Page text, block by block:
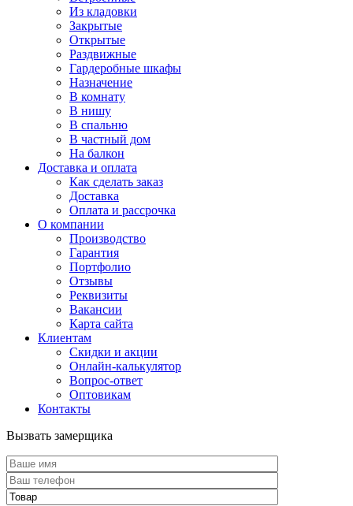
Из кладовки
Закрытые
Открытые
Раздвижные
Гардеробные шкафы
Назначение
В комнату
В нишу
В спальню
В частный дом
На балкон
Доставка и оплата
Как сделать заказ
Доставка
Оплата и рассрочка
О компании
Производство
Гарантия
Портфолио
Отзывы
Реквизиты
Вакансии
Карта сайта
Клиентам
Скидки и акции
Онлайн-калькулятор
Вопрос-ответ
Оптовикам
Контакты
Вызвать замерщика